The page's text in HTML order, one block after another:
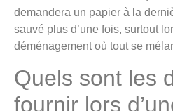
demandera un papier à la
sauvé plus d’une fois, surtout
déménagement où tout se
Quels sont les
fournir lors